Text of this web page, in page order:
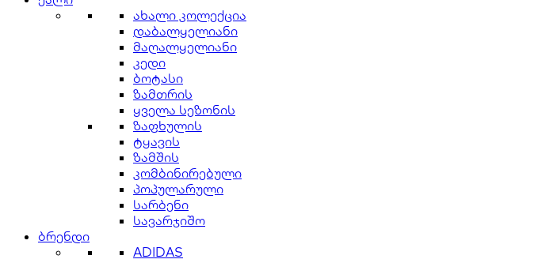
ახალი კოლექცია
დაბალყელიანი
მაღალყელიანი
კედი
ბოტასი
ზამთრის
ყველა სეზონის
ზაფხულის
ტყავის
ზამშის
კომბინირებული
პოპულარული
სარბენი
სავარჯიშო
ბრენდი
ADIDAS